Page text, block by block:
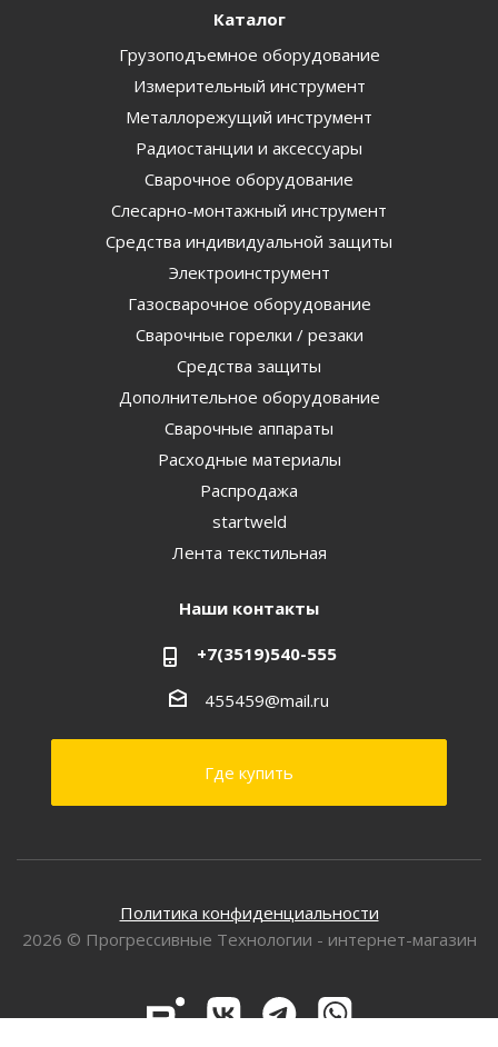
Каталог
Грузоподъемное оборудование
Измерительный инструмент
Металлорежущий инструмент
Радиостанции и аксессуары
Сварочное оборудование
Слесарно-монтажный инструмент
Средства индивидуальной защиты
Электроинструмент
Газосварочное оборудование
Сварочные горелки / резаки
Средства защиты
Дополнительное оборудование
Сварочные аппараты
Расходные материалы
Распродажа
startweld
Лента текстильная
Наши контакты
+7(3519)540-555
455459@mail.ru
Где купить
Политика конфиденциальности
2026 © Прогрессивные Технологии - интернет-магазин